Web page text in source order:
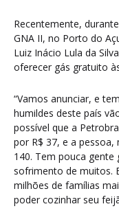
Recentemente,
GNA II, no Porto do
Luiz Inácio Lula da
oferecer gás gratuito
“Vamos anunciar, e
humildes deste país
possível que a
por R$ 37, e a pessoa,
140. Tem pouca gente
sofrimento de muitos.
milhões de famílias
poder cozinhar seu